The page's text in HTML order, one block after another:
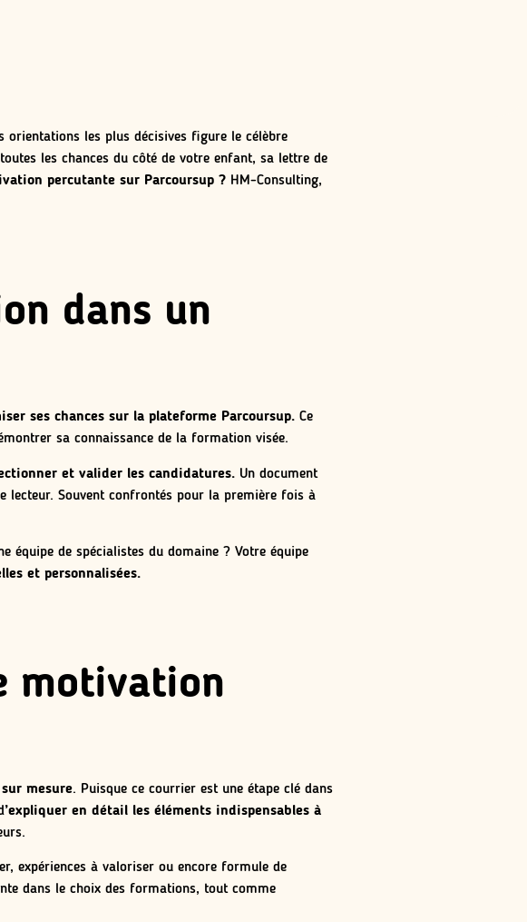
les plus décisives figure le célèbre
les chances du côté de votre enfant, sa lettre de
percutante sur Parcoursup ? HM-Consulting,
dans un
ses chances sur la plateforme Parcoursup. Ce
sa connaissance de la formation visée.
et valider les candidatures. Un document
lecteur. Souvent confrontés pour la première fois à
de spécialistes du domaine ? Votre équipe
et personnalisées.
motivation
mesure. Puisque ce courrier est une étape clé dans
’expliquer en détail les éléments indispensables à
expériences à valoriser ou encore formule de
dans le choix des formations, tout comme